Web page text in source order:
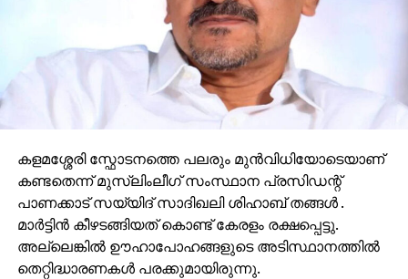
കളമശ്ശേരി സ്ഫോടനത്തെ പലരും മുന്‍വിധിയോടെയാണ്
കണ്ടതെന്ന് മുസ്ലിംലീഗ് സംസ്ഥാന പ്രസിഡന്റ്
പാണക്കാട് സയ്യിദ് സാദിഖലി ശിഹാബ് തങ്ങള്‍ .
മാര്‍ട്ടിന്‍ കീഴടങ്ങിയത് കൊണ്ട് കേരളം രക്ഷപ്പെട്ടു.
അല്ലെങ്കില്‍ ഊഹാപോഹങ്ങളുടെ അടിസ്ഥാനത്തില്‍
തെറ്റിദ്ധാരണകള്‍ പരക്കുമായിരുന്നു.